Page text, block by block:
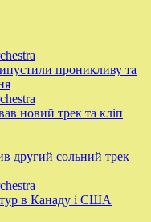
проникливу та
новий трек та кліп
другий сольний трек
тур в Канаду і США